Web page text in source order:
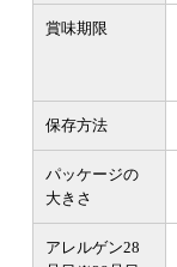
賞味期限
保存方法
パッケージの
大きさ
アレルゲン28